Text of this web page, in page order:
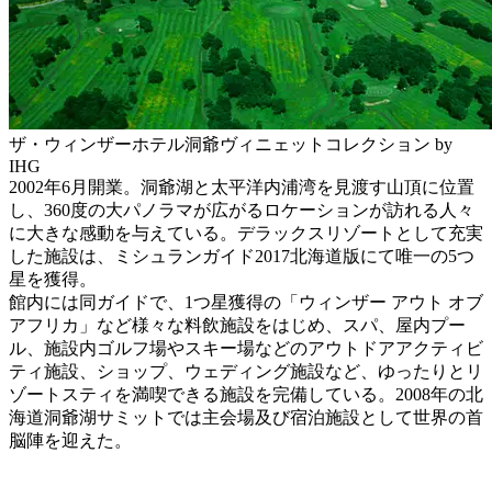
ザ・ウィンザーホテル洞爺ヴィニェットコレクション by
IHG
2002年6月開業。洞爺湖と太平洋内浦湾を見渡す山頂に位置
し、360度の大パノラマが広がるロケーションが訪れる人々
に大きな感動を与えている。デラックスリゾートとして充実
した施設は、ミシュランガイド2017北海道版にて唯一の5つ
星を獲得。
館内には同ガイドで、1つ星獲得の「ウィンザー アウト オブ
アフリカ」など様々な料飲施設をはじめ、スパ、屋内プー
ル、施設内ゴルフ場やスキー場などのアウトドアアクティビ
ティ施設、ショップ、ウェディング施設など、ゆったりとリ
ゾートスティを満喫できる施設を完備している。2008年の北
海道洞爺湖サミットでは主会場及び宿泊施設として世界の首
脳陣を迎えた。